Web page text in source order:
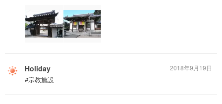
Holiday
#宗教施設
2018年9月19日